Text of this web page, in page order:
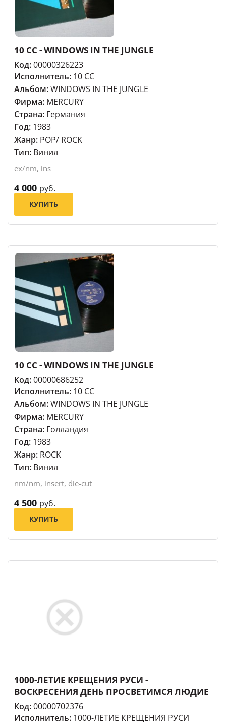
10 CC - WINDOWS IN THE JUNGLE
Код:00000326223
Исполнитель: 10 CC
Альбом:WINDOWS IN THE JUNGLE
Фирма: MERCURY
Страна: Германия
Год: 1983
Жанр: POP/ ROCK
Тип: Винил
ex/nm, ins
4 000 руб.
КУПИТЬ
10 CC - WINDOWS IN THE JUNGLE
Код:00000686252
Исполнитель: 10 CC
Альбом:WINDOWS IN THE JUNGLE
Фирма: MERCURY
Страна: Голландия
Год: 1983
Жанр: ROCK
Тип: Винил
nm/nm, insert, die-cut
4 500 руб.
КУПИТЬ
1000-ЛЕТИЕ КРЕЩЕНИЯ РУСИ -
ВОСКРЕСЕНИЯ ДЕНЬ ПРОСВЕТИМСЯ ЛЮДИЕ
Код:00000702376
Исполнитель: 1000-ЛЕТИЕ КРЕЩЕНИЯ РУСИ